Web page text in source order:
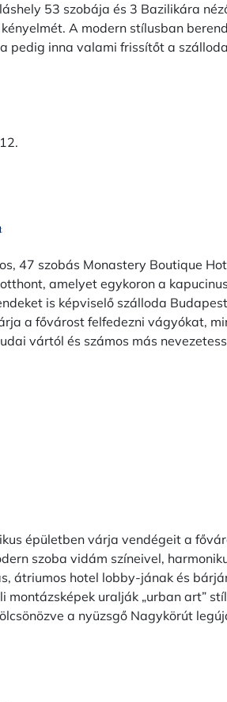
53 szobája és 3 Bazilikára
A modern stílusban
pedig inna valami frissítőt a
47 szobás Monastery Boutique
amelyet egykoron a
is képviselő szálloda
a fővárost felfedezni vágyókat,
vártól és számos más
épületben várja vendégeit a
szoba vidám színeivel,
átriumos hotel lobby-jának és
uralják „urban art”
a nyüzsgő Nagykörút